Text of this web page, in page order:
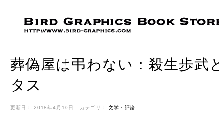
葬偽屋は弔わない：殺生歩武
タス
更新日： 2018年4月10日 ˑ カテゴリ： 文学・評論 ˑ